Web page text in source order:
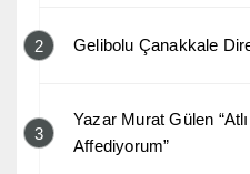
2 Gelibolu Çanakkale
3
Yazar Murat Gülen
Affediyorum”